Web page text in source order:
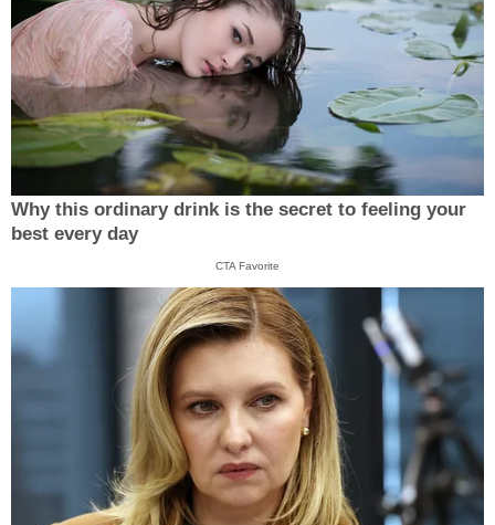
Why this ordinary drink is the secret to feeling your
best every day
CTA Favorite